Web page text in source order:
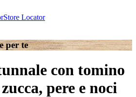
Store Locator
per te
con tomino
pere e noci